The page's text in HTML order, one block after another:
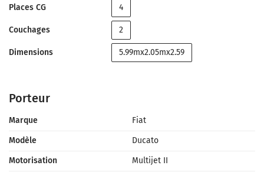
Places CG 4
Couchages 2
Dimensions 5.99mx2.05mx2.59
Porteur
Marque
Fiat
Modèle
Ducato
Motorisation
Multijet II